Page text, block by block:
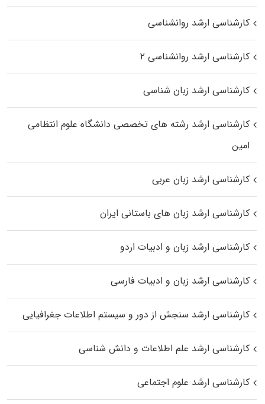
کارشناسی ارشد روانشناسی
کارشناسی ارشد روانشناسی ۲
کارشناسی ارشد زبان شناسی
کارشناسی ارشد رﺷﺘﻪ ﻫﺎی تخصصی داﻧﺸﮕﺎه ﻋﻠﻮم انتظامی
اﻣﻴﻦ
کارشناسی ارشد زبان عربی
کارشناسی ارشد زبان‌ های باستانی ایران
کارشناسی ارشد زبان و ادبیات اردو
کارشناسی ارشد زبان و ادبیات فارسی
کارشناسی ارشد سنجش از دور و سیستم اطلاعات جغرافیایی
کارشناسی ارشد علم اطلاعات و دانش شناسی
کارشناسی ارشد علوم اجتماعی